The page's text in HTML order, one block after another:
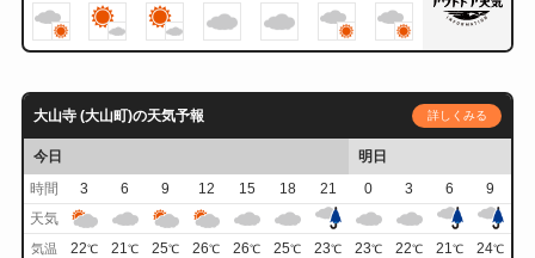
大山寺 (大山町)の天気予報 詳しくみる
今日
明日
時間
3 6 9 12 15 18 21 0 3 6
9
天気
気温 22℃ 21℃ 25℃ 26℃ 26℃ 25℃ 23℃ 23℃ 22℃ 21℃ 24℃